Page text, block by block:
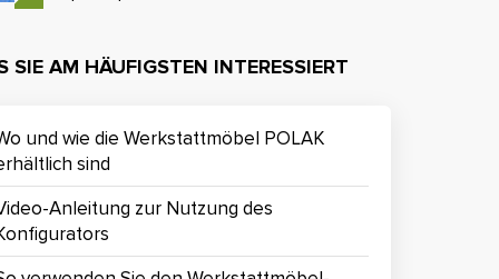
SIE AM HÄUFIGSTEN INTERESSIERT
und wie die Werkstattmöbel POLAK
sind
Anleitung zur Nutzung des